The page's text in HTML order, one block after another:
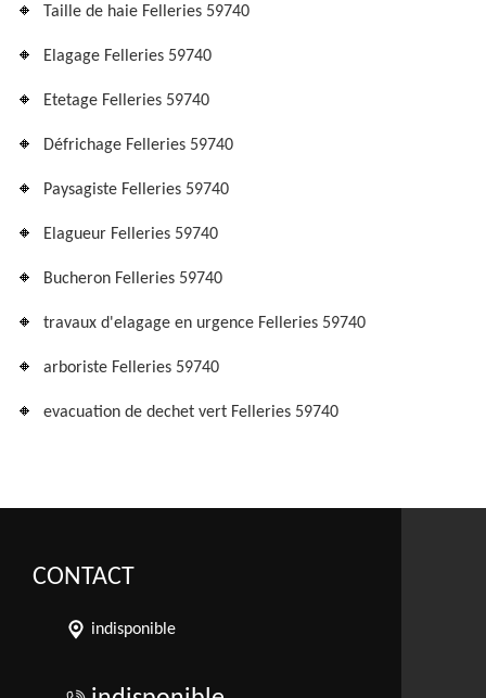
Taille de haie Felleries 59740
Elagage Felleries 59740
Etetage Felleries 59740
Défrichage Felleries 59740
Paysagiste Felleries 59740
Elagueur Felleries 59740
Bucheron Felleries 59740
travaux d'elagage en urgence Felleries 59740
arboriste Felleries 59740
evacuation de dechet vert Felleries 59740
CONTACT
indisponible